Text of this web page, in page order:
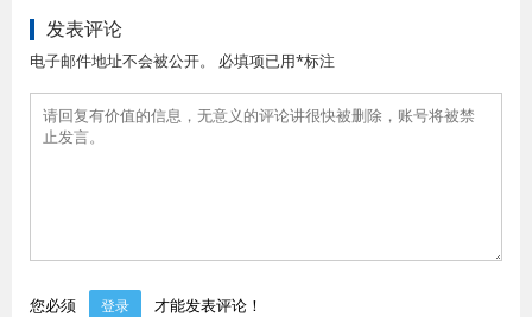
发表评论
电子邮件地址不会被公开。 必填项已用*标注
您必须 登录 才能发表评论！